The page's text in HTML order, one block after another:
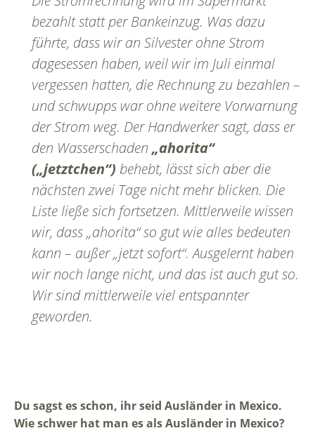
bezahlt statt per Bankeinzug. Was dazu
führte, dass wir an Silvester ohne Strom
dagesessen haben, weil wir im Juli einmal
vergessen hatten, die Rechnung zu bezahlen –
und schwupps war ohne weitere Vorwarnung
der Strom weg. Der Handwerker sagt, dass er
den Wasserschaden „ahorita“
(„jetztchen“) behebt, lässt sich aber die
nächsten zwei Tage nicht mehr blicken. Die
Liste ließe sich fortsetzen. Mittlerweile wissen
wir, dass „ahorita“ so gut wie alles bedeuten
kann – außer „jetzt sofort“. Ausgelernt haben
wir noch lange nicht, und das ist auch gut so.
Wir sind mittlerweile viel entspannter
geworden.
Du sagst es schon, ihr seid Ausländer in Mexico.
Wie schwer hat man es als Ausländer in Mexico?